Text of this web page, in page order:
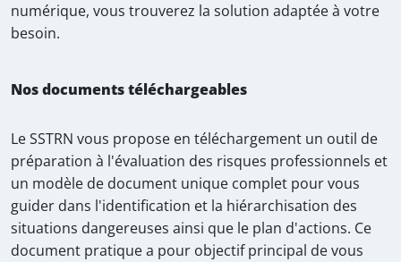
numérique, vous trouverez la solution adaptée à votre
besoin.
Nos documents téléchargeables
Le SSTRN vous propose en téléchargement un outil de
préparation à l'évaluation des risques professionnels et
un modèle de document unique complet pour vous
guider dans l'identification et la hiérarchisation des
situations dangereuses ainsi que le plan d'actions. Ce
document pratique a pour objectif principal de vous